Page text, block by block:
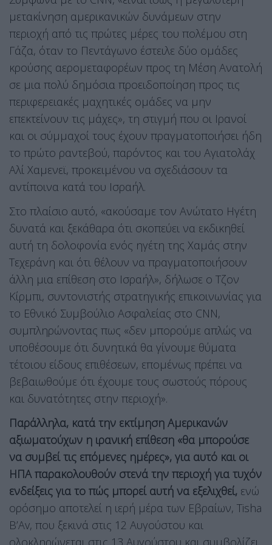
μετακίνηση αμερικανικών δυνάμεων στην
περιοχή από τις πρώτες μέρες του πολέμου στη
Γάζα, όταν το Πεντάγωνο έστειλε δύο ομάδες
κρούσης αερομεταφορέων προς τη Μέση Ανατολή
σε μια πολύ δημόσια προειδοποίηση προς τις
περιφερειακές μαχητικές ομάδες να μην
επεκτείνουν τις μάχες», τη στιγμή που οι Ιρανοί
και οι σύμμαχοί τους έχουν πραγματοποιήσει ήδη
το πρώτο ραντεβού, παρόντος και του Αγιατολάχ
Αλί Χαμενεϊ, προκειμένου να σχεδιάσουν τα
αντίποινα κατά του Ισραήλ.
Στο πλαίσιο αυτό, «ακούσαμε τον Ανώτατο Ηγέτη
δυνατά και ξεκάθαρα ότι σκοπεύει να εκδικηθεί
αυτή τη δολοφονία ενός ηγέτη της Χαμάς στην
Τεχεράνη και ότι θέλουν να πραγματοποιήσουν
άλλη μια επίθεση στο Ισραήλ», δήλωσε ο Τζον
Κίρμπι, συντονιστής στρατηγικής επικοινωνίας για
το Εθνικό Συμβούλιο Ασφαλείας στο CNN,
συμπληρώνοντας πως «δεν μπορούμε απλώς να
υποθέσουμε ότι δυνητικά θα γίνουμε θύματα
τέτοιου είδους επιθέσεων, επομένως πρέπει να
βεβαιωθούμε ότι έχουμε τους σωστούς πόρους
και δυνατότητες στην περιοχή».
Παράλληλα, κατά την εκτίμηση Αμερικανών
αξιωματούχων η ιρανική επίθεση «θα μπορούσε
να συμβεί τις επόμενες ημέρες», για αυτό και οι
ΗΠΑ παρακολουθούν στενά την περιοχή για τυχόν
ενδείξεις για το πώς μπορεί αυτή να εξελιχθεί, ενώ
ορόσημο αποτελεί η ιερή μέρα των Εβραίων, Tisha
B’Av, που ξεκινά στις 12 Αυγούστου και